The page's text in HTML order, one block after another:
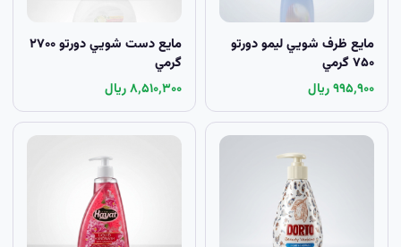
مايع ظرف شويي لیمو دورتو
۷۵۰ گرمي
۹۹۵٬۹۰۰ ریال
مايع دست شويي دورتو ۲۷۰۰
گرمي
۸٬۵۱۰٬۳۰۰ ریال